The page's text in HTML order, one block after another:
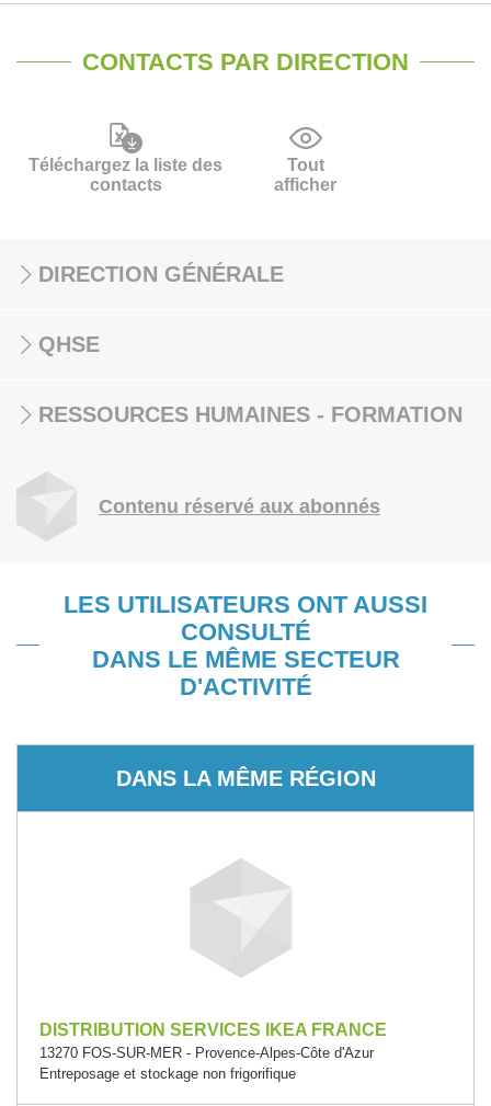
CONTACTS PAR DIRECTION
Téléchargez la liste des
contacts
Tout
afficher
DIRECTION GÉNÉRALE
QHSE
RESSOURCES HUMAINES - FORMATION
Contenu réservé aux abonnés
LES UTILISATEURS ONT AUSSI
CONSULTÉ
DANS LE MÊME SECTEUR
D'ACTIVITÉ
DANS LA MÊME RÉGION
DISTRIBUTION SERVICES IKEA FRANCE
13270 FOS-SUR-MER - Provence-Alpes-Côte d'Azur
Entreposage et stockage non frigorifique